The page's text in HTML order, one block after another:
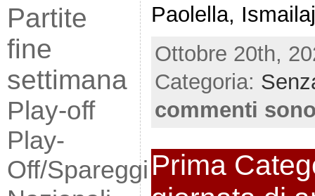
Partite
fine
settimana
Play-off
Play-
Off/Spareggi
Paolella,
Ottobre 20th,
Categoria:
commenti
Prima